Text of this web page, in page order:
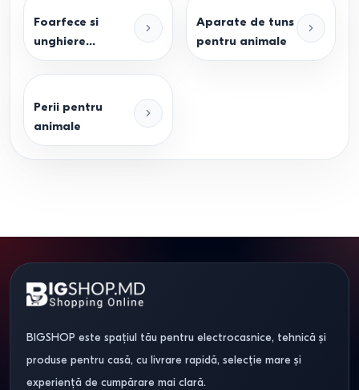
Foarfece si
unghiere
animale
Aparate de tuns
pentru animale
Perii pentru
animale
BIGSHOP este spațiul tău pentru electrocasnice, tehnică și
produse pentru casă, cu livrare rapidă, selecție mare și
experiență de cumpărare mai clară.